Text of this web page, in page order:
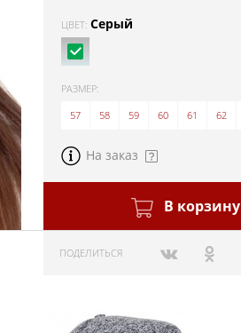
ЦВЕТ: Серый
РАЗМЕР:
57
58 59 60 61 62
На заказ
В корзину
ПОДЕЛИТЬСЯ